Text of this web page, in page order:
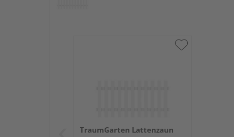
TraumGarten Lattenzaun